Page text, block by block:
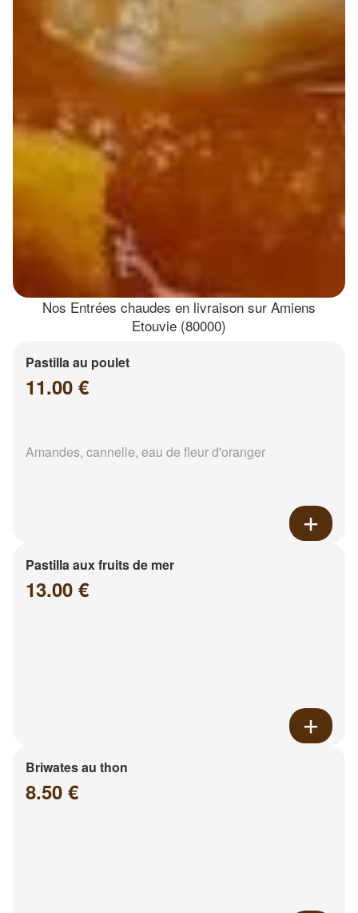
Nos Entrées chaudes en livraison sur Amiens
Etouvie (80000)
Pastilla au poulet
11.00 €
Amandes, cannelle, eau de fleur d'oranger
Pastilla aux fruits de mer
13.00 €
Briwates au thon
8.50 €